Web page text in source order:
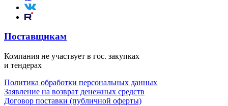
Поставщикам
Компания не участвует в гос. закупках
и тендерах
Политика обработки персональных данных
Заявление на возврат денежных средств
Договор поставки (публичной оферты)